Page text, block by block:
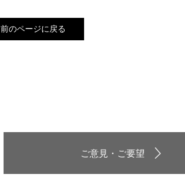
前のページに戻る
ご意見・ご要望